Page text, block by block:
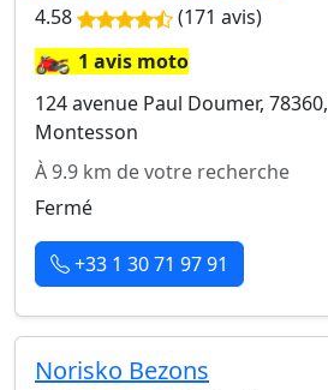
4.58 (171 avis)
🏍️1 avis moto
124 avenue Paul Doumer, 78360,
Montesson
À 9.9 km de votre recherche
Fermé
+33 1 30 71 97 91
Norisko Bezons